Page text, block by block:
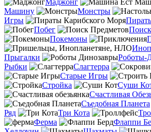
Машину
Монстры
Игры
Побег
Покемоны
Прыгалки
Роботы-
Рыбки
Слагтерра
Старые Игры
Стройка
Суши
Счастливая
Съедобная Планета
Ряд
Три Кота
Ферма
Флаппи